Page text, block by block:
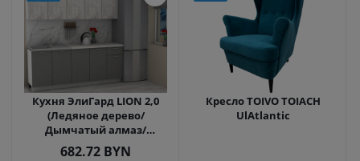
Кухня ЭлиГард LION 2,0
(Ледяное дерево/
Дымчатый алмаз/
Королевский опал)
682.72 BYN
Кресло TOIVO TOIACH
UlAtlantic